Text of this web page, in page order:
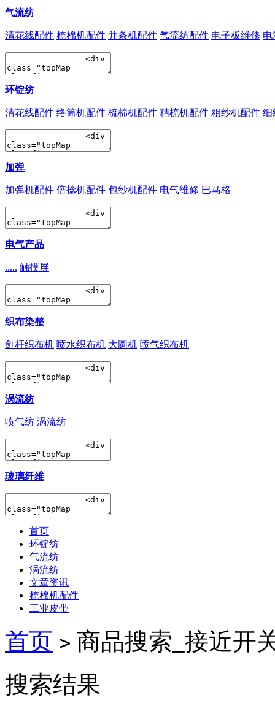
气流纺
清花线配件 梳棉机配件 并条机配件 气流纺配件 电子板维修 电
环锭纺
清花线配件 络筒机配件 梳棉机配件 精梳机配件 粗纱机配件 细
加弹
加弹机配件 倍捻机配件 包纱机配件 电气维修 巴马格
电气产品
..... 触摸屏
织布染整
剑杆织布机 喷水织布机 大圆机 喷气织布机
涡流纺
喷气纺 涡流纺
玻璃纤维
首页
环锭纺
气流纺
涡流纺
文章资讯
梳棉机配件
工业皮带
首页 > 商品搜索_接近开
搜索结果